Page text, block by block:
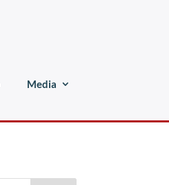
Media